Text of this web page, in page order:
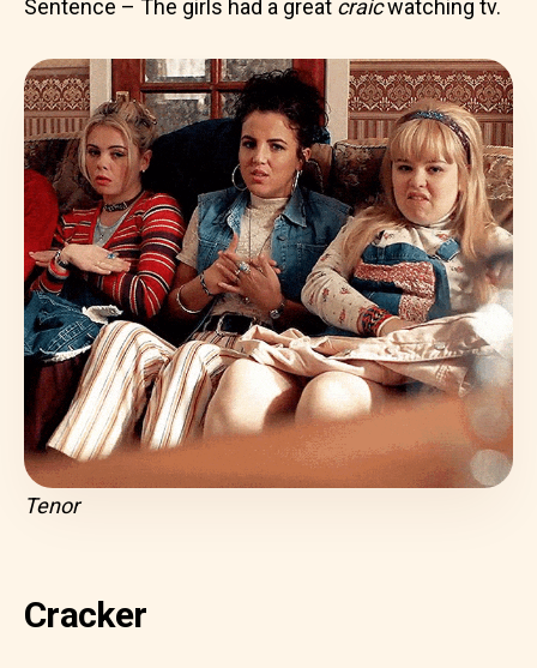
Sentence – The girls had a great craicwatching tv.
Tenor
Cracker